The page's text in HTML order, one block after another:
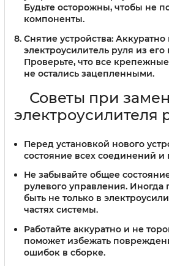
Будьте осторожны, чтобы не
компоненты.
Снятие устройства: Аккуратно
электроусилитель руля из его
Проверьте, что все
не остались зацепленными.
Советы при
электроусилителя
Перед установкой нового
состояние всех соединений и
Не забывайте общее
рулевого управления.
быть не только в
частях системы.
Работайте аккуратно и не
поможет избежать
ошибок в сборке.